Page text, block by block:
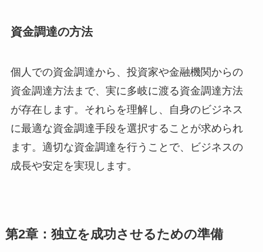
資金調達の方法
個人での資金調達から、投資家や金融機関からの
資金調達方法まで、実に多岐に渡る資金調達方法
が存在します。それらを理解し、自身のビジネス
に最適な資金調達手段を選択することが求められ
ます。適切な資金調達を行うことで、ビジネスの
成長や安定を実現します。
第2章：独立を成功させるための準備